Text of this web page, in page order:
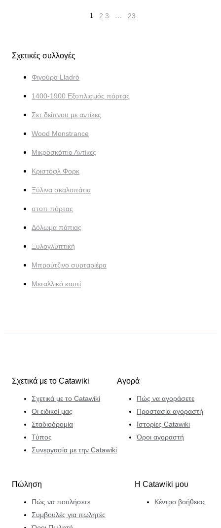
1 2 3 … 23
Σχετικές συλλογές
Φιγούρα Lladró
1400-1900 Εξοπλισμός πόρτας
Σετ δείπνου με αντίκες
Wood Monstrance
Μικροσκόπιο Αντίκες
Κριστόφλ Φορκ
Ξύλινα σκαλοπάτια
στοπ πόρτας
Δόλωμα πάπιας
Ξυλογλυπτική
Μπρούτζινο συρταριέρα
Μεταλλικό κουτί
Σχετικά με το Catawiki
Σχετικά με το Catawiki
Οι ειδικοί μας
Σταδιοδρομία
Τύπος
Συνεργασία με την Catawiki
Αγορά
Πώς να αγοράσετε
Προστασία αγοραστή
Ιστορίες Catawiki
Όροι αγοραστή
Πώληση
Πώς να πουλήσετε
Συμβουλές για πωλητές
Η Catawiki μου
Κέντρο βοήθειας